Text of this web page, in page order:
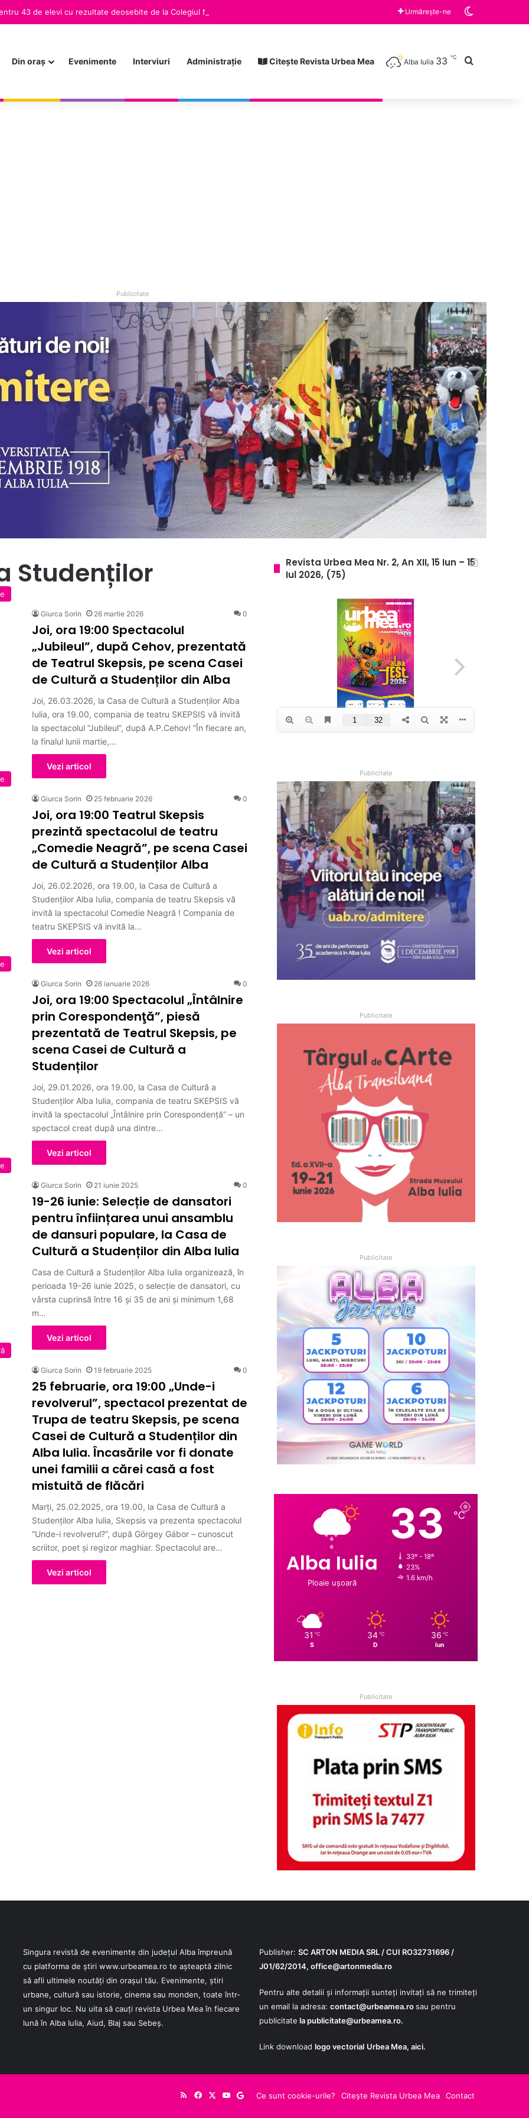
43 de elevi cu rezultate deosebite de la Colegiul Național Militar „Mihai Viteazul” Alba Urmărește-ne
Din oraș Evenimente Interviuri Administrație Citește Revista Urbea Mea Alba Iulia 33 ℃ Caută după
Publicitate
Studenților
Giurca Sorin 26 martie 2026 0
Joi, ora 19:00 Spectacolul
„Jubileul”, după Cehov, prezentată
de Teatrul Skepsis, pe scena Casei
de Cultură a Studenților din Alba
Joi, 26.03.2026, la Casa de Cultură a Studenților Alba
Iulia, ora 19.00, compania de teatru SKEPSIS vă invită
la spectacolul ”Jubileul”, după A.P.Cehov! ”În fiecare an,
la finalul lunii martie,…
Vezi articol
Giurca Sorin 25 februarie 2026 0
Joi, ora 19:00 Teatrul Skepsis
prezintă spectacolul de teatru
„Comedie Neagră”, pe scena Casei
de Cultură a Studenților Alba
Joi, 26.02.2026, ora 19.00, la Casa de Cultură a
Studenților Alba Iulia, compania de teatru Skepsis vă
invită la spectacolul Comedie Neagră ! Compania de
teatru SKEPSIS vă invită la…
Vezi articol
Giurca Sorin 26 ianuarie 2026 0
Joi, ora 19:00 Spectacolul „Întâlnire
prin Corespondenţă”, piesă
prezentată de Teatrul Skepsis, pe
scena Casei de Cultură a
Studenților
Joi, 29.01.2026, ora 19.00, la Casa de Cultură a
Studenților Alba Iulia, compania de teatru SKEPSIS vă
invită la spectacolul „Întâlnire prin Corespondenţă” – un
spectacol creat după una dintre…
Vezi articol
Giurca Sorin 21 iunie 2025 0
19-26 iunie: Selecție de dansatori
pentru înființarea unui ansamblu
de dansuri populare, la Casa de
Cultură a Studenților din Alba Iulia
Casa de Cultură a Studenţilor Alba Iulia organizează, în
perioada 19-26 iunie 2025, o selecție de dansatori, cu
vârsta cuprinsă între 16 şi 35 de ani și minimum 1,68
m…
Vezi articol
Giurca Sorin 19 februarie 2025 0
25 februarie, ora 19:00 „Unde-i
revolverul”, spectacol prezentat de
Trupa de teatru Skepsis, pe scena
Casei de Cultură a Studenților din
Alba Iulia. Încasările vor fi donate
unei familii a cărei casă a fost
mistuită de flăcări
Marți, 25.02.2025, ora 19.00, la Casa de Cultură a
Studenților Alba Iulia, Skepsis va prezenta spectacolul
”Unde-i revolverul?”, după Görgey Gábor – cunoscut
scriitor, poet şi regizor maghiar. Spectacolul are…
Vezi articol
Revista Urbea Mea Nr. 2, An XII, 15 Iun – 15
Iul 2026, (75)
Publicitate
Publicitate
Publicitate
Alba Iulia
Ploaie ușoară
33 ℃
33º - 18º
23%
1.6 km/h
31 ℃
S
34 ℃
D
36 ℃
lun
Publicitate
Singura revistă de evenimente din județul Alba împreună
cu platforma de știri www.urbeamea.ro te așteaptă zilnic
să afli ultimele noutăți din orașul tău. Evenimente, știri
urbane, cultură sau istorie, cinema sau monden, toate într-
un singur loc. Nu uita să cauți revista Urbea Mea în fiecare
lună în Alba Iulia, Aiud, Blaj sau Sebeș.
Publisher: SC ARTON MEDIA SRL / CUI RO32731696 /
J01/62/2014, office@artonmedia.ro
Pentru alte detalii și informații sunteți invitați să ne trimiteți
un email la adresa: contact@urbeamea.rosau pentru
publicitate lapublicitate@urbeamea.ro.
Link download logo vectorial Urbea Mea, aici.
Ce sunt cookie-urile? Citește Revista Urbea Mea Contact
RSSFacebookYouTube
Google